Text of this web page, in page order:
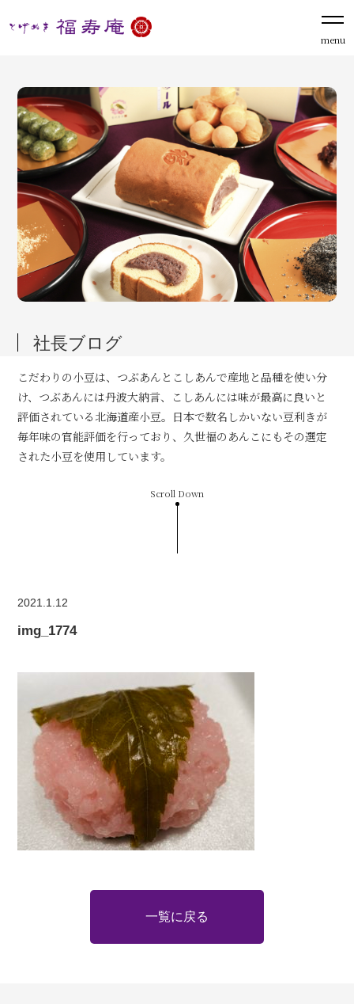
menu
社長ブログ
こだわりの小豆は、つぶあんとこしあんで産地と品種を使い分
け、つぶあんには丹波大納言、こしあんには味が最高に良いと
評価されている北海道産小豆。日本で数名しかいない豆利きが
毎年味の官能評価を行っており、久世福のあんこにもその選定
された小豆を使用しています。
Scroll Down
2021.1.12
img_1774
一覧に戻る